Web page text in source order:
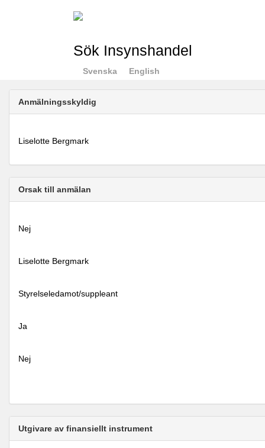
Sök Insynshandel
Svenska English
Anmälningsskyldig
Liselotte Bergmark
Orsak till anmälan
Nej
Liselotte Bergmark
Styrelseledamot/suppleant
Ja
Nej
Utgivare av finansiellt instrument